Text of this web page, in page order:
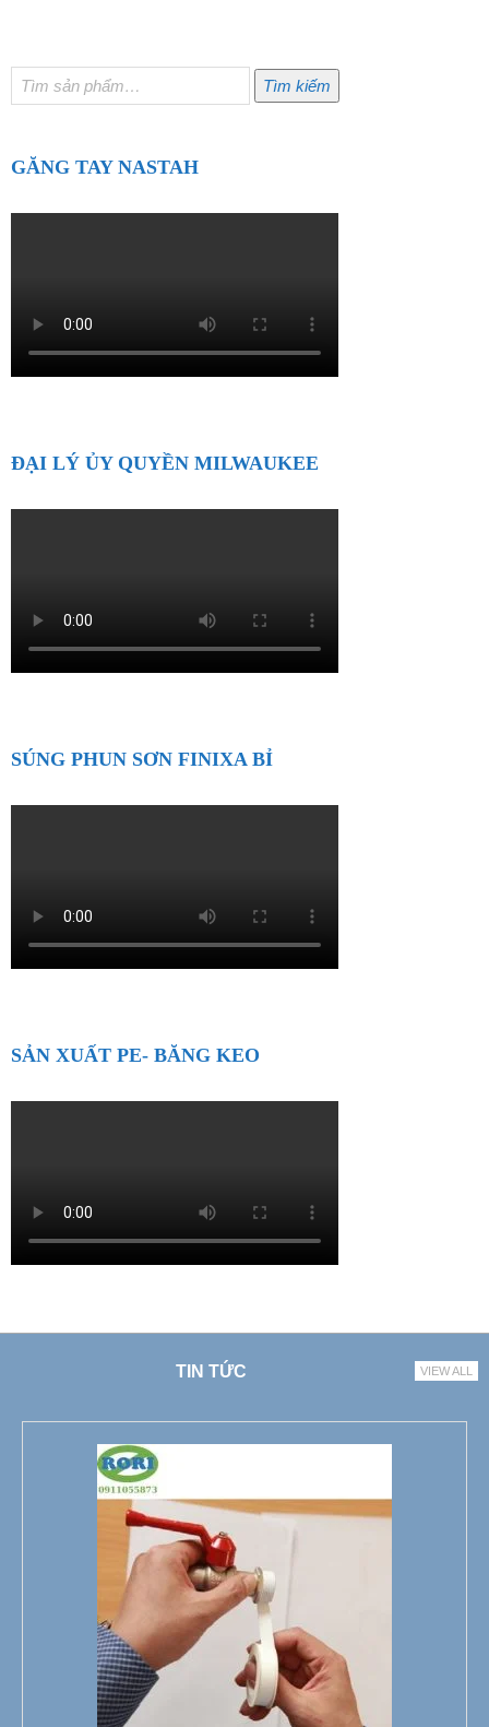
Tìm
kiếm:
Tìm kiếm
GĂNG TAY NASTAH
ĐẠI LÝ ỦY QUYỀN MILWAUKEE
SÚNG PHUN SƠN FINIXA BỈ
SẢN XUẤT PE- BĂNG KEO
TIN TỨC VIEW ALL